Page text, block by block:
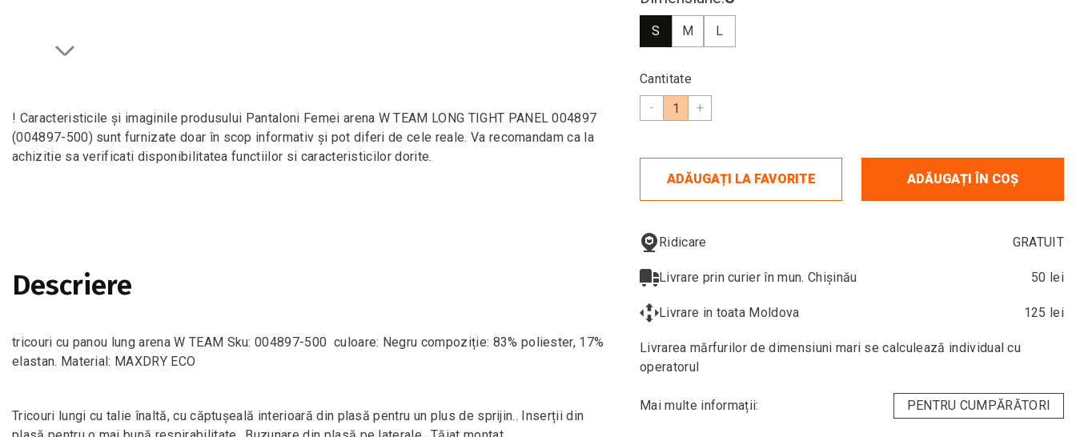
! Caracteristicile și imaginile produsului Pantaloni Femei arena W TEAM LONG TIGHT PANEL 004897
(004897-500) sunt furnizate doar în scop informativ și pot diferi de cele reale. Va recomandam ca la
achizitie sa verificati disponibilitatea functiilor si caracteristicilor dorite.
Descriere
tricouri cu panou lung arena W TEAM Sku: 004897-500 culoare: Negru compoziție: 83% poliester, 17%
elastan. Material: MAXDRY ECO
Tricouri lungi cu talie înaltă, cu căptușeală interioară din plasă pentru un plus de sprijin.. Inserții din
S M L
Cantitate
-
+
ADĂUGAȚI LA FAVORITE ADĂUGAȚI ÎN COȘ
Ridicare GRATUIT
Livrare prin curier în mun. Chișinău 50 lei
Livrare in toata Moldova 125 lei
Livrarea mărfurilor de dimensiuni mari se calculează individual cu
operatorul
Mai multe informații: PENTRU CUMPĂRĂTORI